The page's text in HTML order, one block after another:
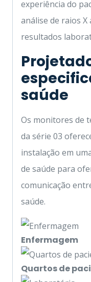
experiência do
análise de raios
resultados
saúde
Os monitores de
da série 03
instalação em
de saúde para
comunicação
saúde.
Enfermagem
Quartos de